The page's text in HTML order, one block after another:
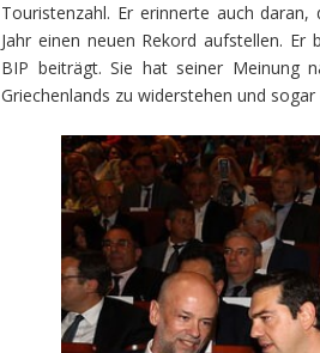
Touristenzahl. Er erinnerte auch
Jahr einen neuen Rekord aufstellen.
BIP beiträgt. Sie hat seiner Meinung
Griechenlands zu widerstehen und